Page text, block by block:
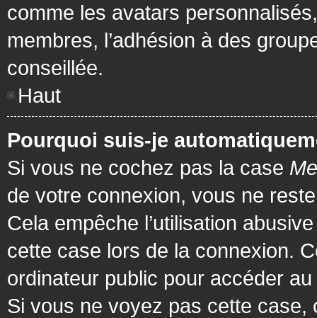
comme les avatars
membres, l’adhésion à des
conseillée.
Haut
Pourquoi suis-je
Si vous ne cochez pas la case
de votre connexion, vous ne
Cela empêche l’utilisation
cette case lors de la connexion.
ordinateur public pour accéder
Si vous ne voyez pas cette case,